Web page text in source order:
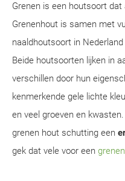
Grenen is een houtsoort
Grenenhout is samen met
naaldhoutsoort in
Beide houtsoorten lijken in
verschillen door hun
kenmerkende gele lichte
en veel groeven en
grenen hout schutting een
gek dat vele voor een